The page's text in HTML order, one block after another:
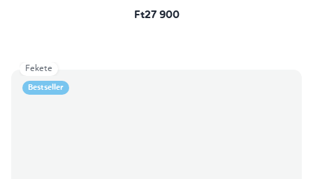
Ft27 900
Bestseller
Fekete